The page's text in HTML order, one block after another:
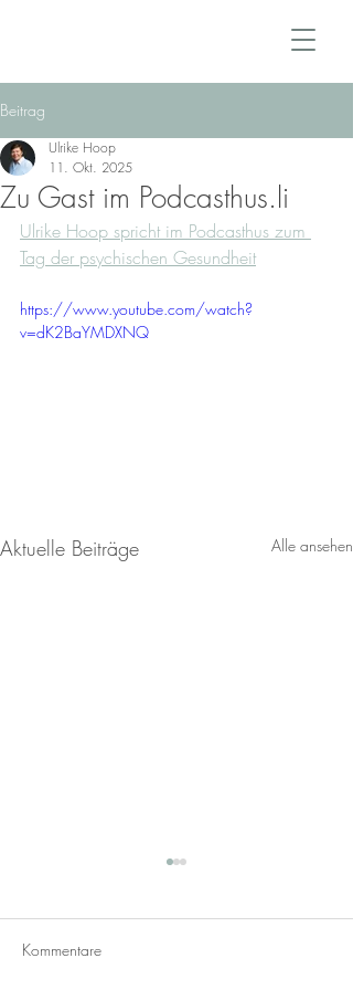
Beitrag
Zu Gast im Podcasthus.li
Ulrike Hoop
11. Okt. 2025
Ulrike Hoop spricht im Podcasthus zum
Tag der psychischen Gesundheit
https://www.youtube.com/watch?
v=dK2BaYMDXNQ
Aktuelle Beiträge Alle ansehen
Kommentare